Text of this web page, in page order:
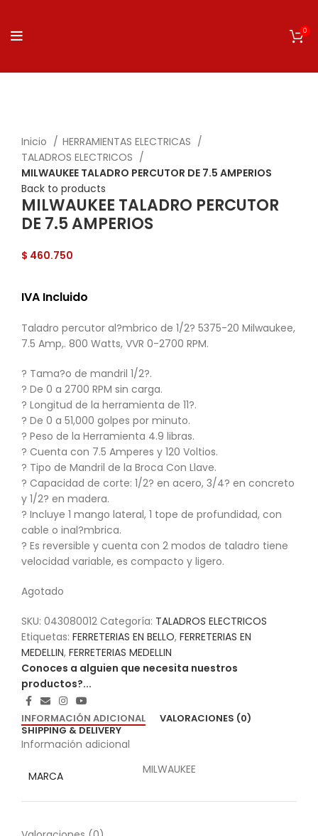
0
Inicio
HERRAMIENTAS ELECTRICAS
TALADROS ELECTRICOS
MILWAUKEE TALADRO PERCUTOR DE 7.5 AMPERIOS
Back to products
MILWAUKEE TALADRO PERCUTOR
DE 7.5 AMPERIOS
$ 460.750
IVA Incluido
Taladro percutor al?mbrico de 1/2? 5375-20 Milwaukee,
7.5 Amp,. 800 Watts, VVR 0-2700 RPM.
? Tama?o de mandril 1/2?.
? De 0 a 2700 RPM sin carga.
? Longitud de la herramienta de 11?.
? De 0 a 51,000 golpes por minuto.
? Peso de la Herramienta 4.9 libras.
? Cuenta con 7.5 Amperes y 120 Voltios.
? Tipo de Mandril de la Broca Con Llave.
? Capacidad de corte: 1/2? en acero, 3/4? en concreto
y 1/2? en madera.
? Incluye 1 mango lateral, 1 tope de profundidad, con
cable o inal?mbrica.
? Es reversible y cuenta con 2 modos de taladro tiene
velocidad variable, es compacto y ligero.
Agotado
SKU: 043080012 Categoría: TALADROS ELECTRICOS
Etiquetas: FERRETERIAS EN BELLO, FERRETERIAS EN
MEDELLIN, FERRETERIAS MEDELLIN
Conoces a alguien que necesita nuestros
productos?...
INFORMACIÓN ADICIONAL
VALORACIONES (0)
SHIPPING & DELIVERY
Información adicional
MARCA MILWAUKEE